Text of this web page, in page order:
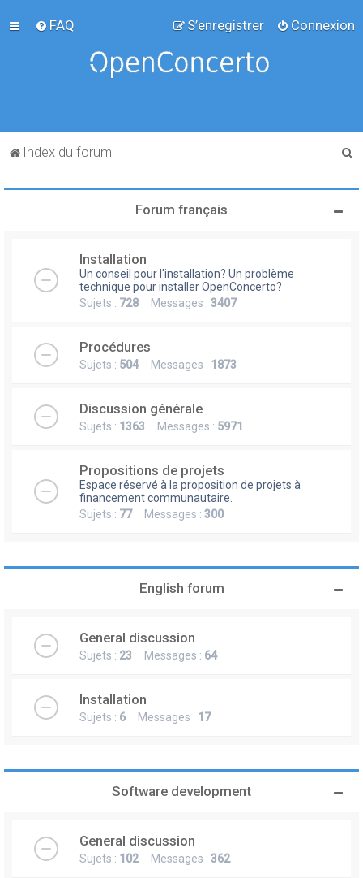
FAQ Connexion
S’enregistrer
Index du forum
Forum français
Installation
Un conseil pour l'installation? Un problème
technique pour installer OpenConcerto?
Sujets : 728 Messages : 3407
Procédures
Sujets : 504Messages : 1873
Discussion générale
Sujets : 1363 Messages : 5971
Propositions de projets
Espace réservé à la proposition de projets à
financement communautaire.
Sujets : 77Messages : 300
English forum
General discussion
Sujets : 23 Messages : 64
Installation
Sujets : 6 Messages : 17
Software development
General discussion
Sujets : 102Messages : 362